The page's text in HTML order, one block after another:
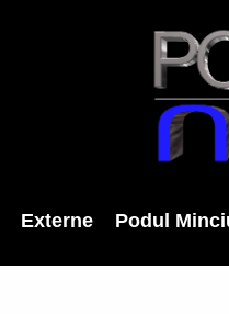
Externe Podul